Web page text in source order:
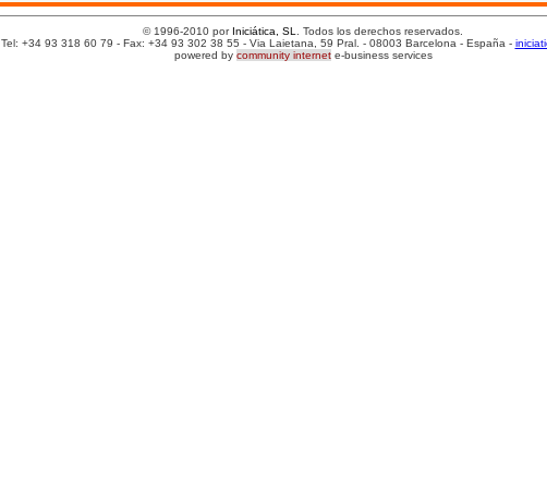
© 1996-2010 por Iniciática, SL
. Todos los derechos reservados.
Tel: +34 93 318 60 79 - Fax: +34 93 302 38 55 - Via Laietana, 59 Pral. - 08003 Barcelona - España -
powered by community internete-business services